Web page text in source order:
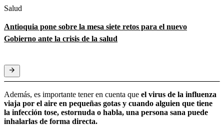
Salud
Antioquia pone sobre la mesa siete retos para el nuevo
Gobierno ante la crisis de la salud
Además, es importante tener en cuenta que el virus de la influenza
viaja por el aire en pequeñas gotas y cuando alguien que tiene
la infección tose, estornuda o habla, una persona sana puede
inhalarlas de forma directa.